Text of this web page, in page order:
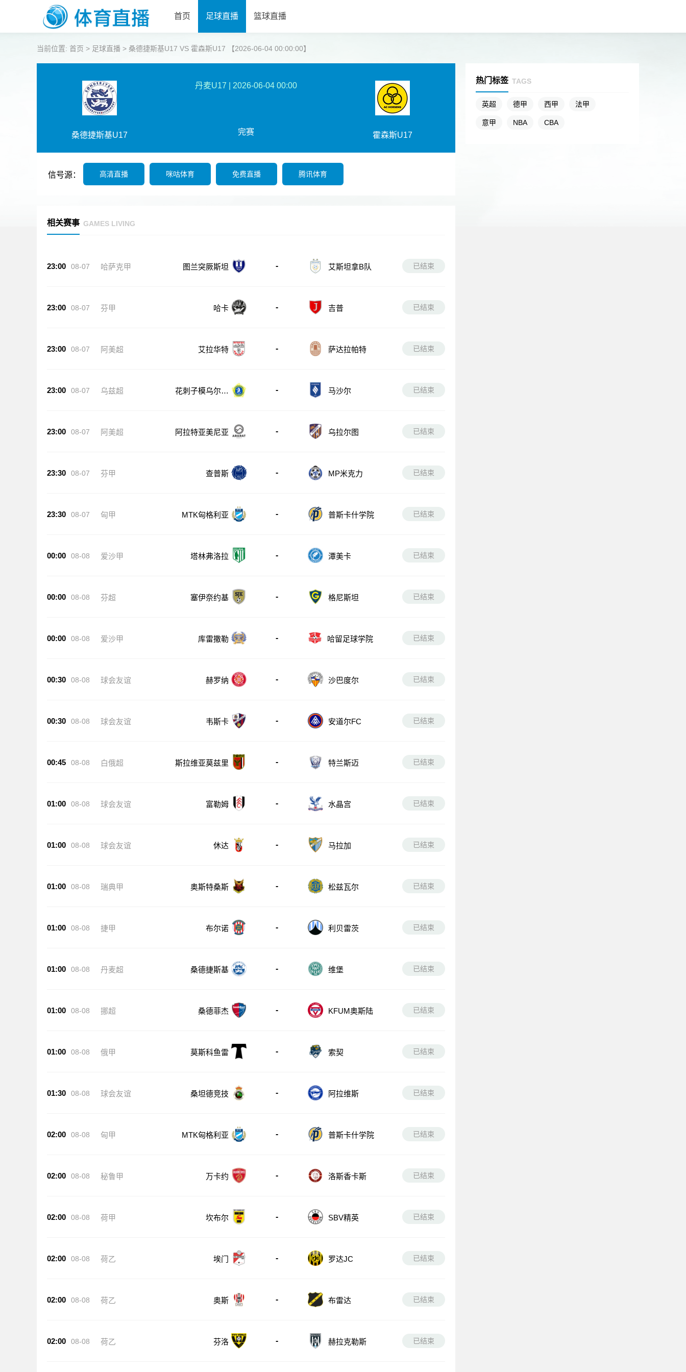
首页 足球直播 篮球直播
当前位置: 首页 > 足球直播 > 桑德捷斯基U17 VS 霍森斯U17 【2026-06-04 00:00:00】
桑德捷斯基U17
丹麦U17 2026-06-04 00:00
完赛 霍森斯U17
信号源： 高清直播 咪咕体育 免费直播 腾讯体育
相关赛事 GAMES LIVING
23:00 08-07 哈萨克甲 图兰突厥斯坦 - 艾斯坦拿B队 已结束
23:00 08-07 芬甲 哈卡 - 吉普 已结束
23:00 08-07 阿美超 艾拉华特 - 萨达拉帕特 已结束
23:00 08-07 乌兹超
花刺子模乌尔根
- 马沙尔 已结束
23:00 08-07 阿美超 阿拉特亚美尼亚 - 乌拉尔图 已结束
23:30 08-07 芬甲 查普斯 - MP米克力 已结束
23:30 08-07 匈甲 MTK匈格利亚 - 普斯卡什学院 已结束
00:00 08-08 爱沙甲 塔林弗洛拉 - 潭美卡 已结束
00:00 08-08 芬超 塞伊奈约基 - 格尼斯坦 已结束
00:00 08-08 爱沙甲 库雷撒勒 - 哈留足球学院 已结束
00:30 08-08 球会友谊 赫罗纳 - 沙巴度尔 已结束
00:30 08-08 球会友谊 韦斯卡 - 安道尔FC 已结束
00:45 08-08 白俄超 斯拉维亚莫兹里 - 特兰斯迈 已结束
01:00 08-08 球会友谊 富勒姆 - 水晶宫 已结束
01:00 08-08 球会友谊 休达 - 马拉加 已结束
01:00 08-08 瑞典甲 奥斯特桑斯 - 松兹瓦尔 已结束
01:00 08-08 捷甲 布尔诺 - 利贝雷茨 已结束
01:00 08-08 丹麦超 桑德捷斯基 - 维堡 已结束
01:00 08-08 挪超 桑德菲杰 - KFUM奥斯陆 已结束
01:00 08-08 俄甲 莫斯科鱼雷 - 索契 已结束
01:30 08-08 球会友谊 桑坦德竞技 - 阿拉维斯 已结束
02:00 08-08 匈甲 MTK匈格利亚 - 普斯卡什学院 已结束
02:00 08-08 秘鲁甲 万卡约 - 洛斯香卡斯 已结束
02:00 08-08 荷甲 坎布尔 - SBV精英 已结束
02:00 08-08 荷乙 埃门 - 罗达JC 已结束
02:00 08-08 荷乙 奥斯 - 布雷达 已结束
02:00 08-08 荷乙 芬洛 - 赫拉克勒斯 已结束
热门标签 TAGS
英超 德甲 西甲 法甲
意甲 NBA CBA